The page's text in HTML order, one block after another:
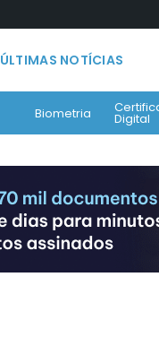
ÚLTIMAS NOTÍCIAS
Biometria Digital